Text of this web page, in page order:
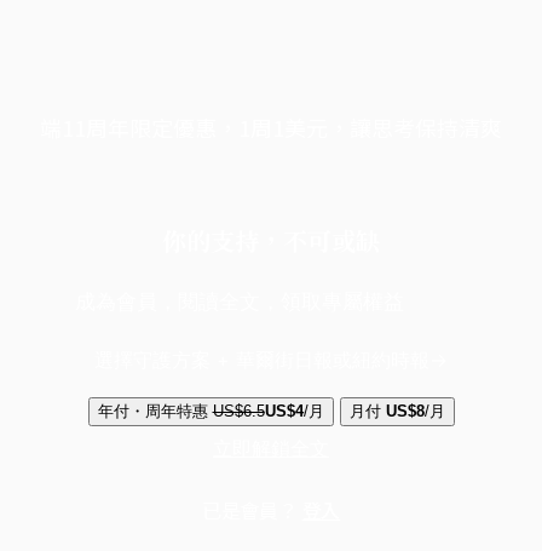
年付・周年特惠 US$6.5US$4/月 月付 US$8/月